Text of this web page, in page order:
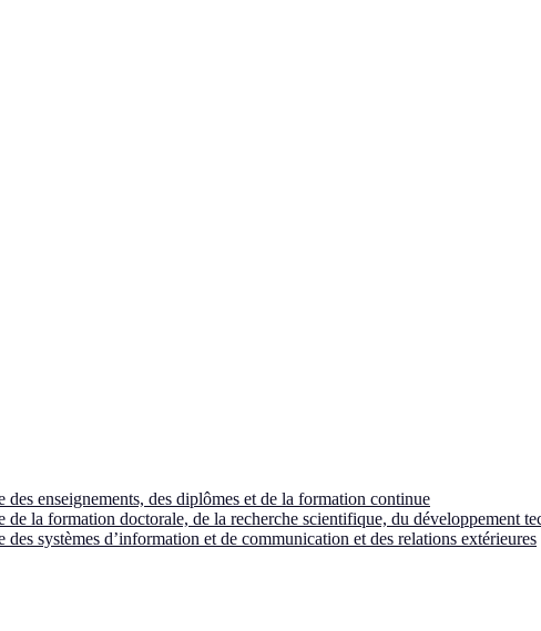
enseignements, des diplômes et de la formation continue
de la formation doctorale, de la recherche scientifique, du développement
systèmes d’information et de communication et des relations extérieures